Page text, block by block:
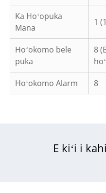
Ka Hoʻopuka
Mana
1
Hoʻokomo bele
puka
8
Hoʻokomo Alarm 8
E kiʻi i